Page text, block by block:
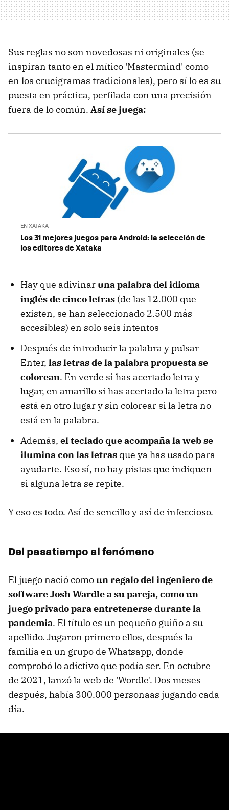
Sus reglas no son novedosas ni originales (se
inspiran tanto en el mítico 'Mastermind' como
en los crucigramas tradicionales), pero sí lo es su
puesta en práctica, perfilada con una precisión
fuera de lo común. Así se juega:
EN XATAKA
Los 31 mejores juegos para Android: la selección de
los editores de Xataka
Hay que adivinaruna palabra del idioma
inglés de cinco letras (de las 12.000 que
existen, se han seleccionado 2.500 más
accesibles) en solo seis intentos
Después de introducir la palabra y pulsar
Enter, las letras de la palabra propuesta se
colorean. En verde si has acertado letra y
lugar, en amarillo si has acertado la letra pero
está en otro lugar y sin colorear si la letra no
está en la palabra.
Además, el teclado que acompaña la web se
ilumina con las letras que ya has usado para
ayudarte. Eso sí, no hay pistas que indiquen
si alguna letra se repite.
Y eso es todo. Así de sencillo y así de infeccioso.
Del pasatiempo al fenómeno
El juego nació comoun regalo del ingeniero de
software Josh Wardle a su pareja, como un
juego privado para entretenerse durante la
pandemia. El título es un pequeño guiño a su
apellido. Jugaron primero ellos, después la
familia en un grupo de Whatsapp, donde
comprobó lo adictivo que podía ser. En octubre
de 2021, lanzó la web de 'Wordle'. Dos meses
después, había 300.000 personaas jugando cada
día.